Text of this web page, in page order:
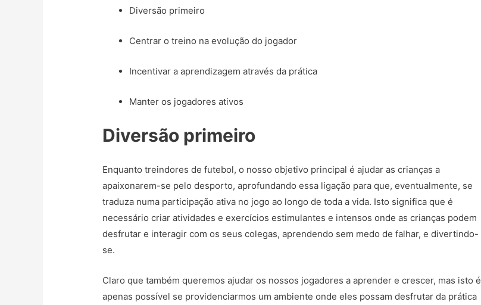
Diversão primeiro
Centrar o treino na evolução do jogador
Incentivar a aprendizagem através da prática
Manter os jogadores ativos
Diversão primeiro
Enquanto treindores de futebol, o nosso objetivo principal é ajudar as crianças a
apaixonarem-se pelo desporto, aprofundando essa ligação para que, eventualmente, se
traduza numa participação ativa no jogo ao longo de toda a vida. Isto significa que é
necessário criar atividades e exercícios estimulantes e intensos onde as crianças podem
desfrutar e interagir com os seus colegas, aprendendo sem medo de falhar, e divertindo-
se.
Claro que também queremos ajudar os nossos jogadores a aprender e crescer, mas isto é
apenas possível se providenciarmos um ambiente onde eles possam desfrutar da prática